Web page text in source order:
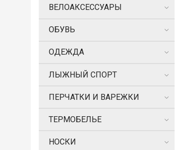
ВЕЛОАКСЕССУАРЫ
ОБУВЬ
ОДЕЖДА
ЛЫЖНЫЙ СПОРТ
ПЕРЧАТКИ И ВАРЕЖКИ
ТЕРМОБЕЛЬЕ
НОСКИ